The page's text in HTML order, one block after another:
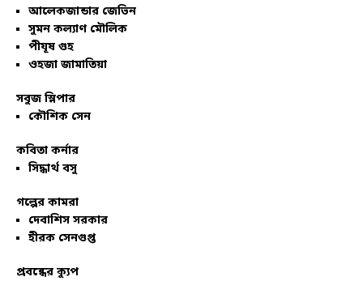
আলেকজান্ডার জেভিন
সুমন কল্যাণ মৌলিক
পীযূষ গুহ
ওহজা জামাতিয়া
সবুজ স্লিপার
কৌশিক সেন
কবিতা কর্নার
সিদ্ধার্থ বসু
গল্পের কামরা
দেবাশিস সরকার
হীরক সেনগুপ্ত
প্রবন্ধের ক্যুপ